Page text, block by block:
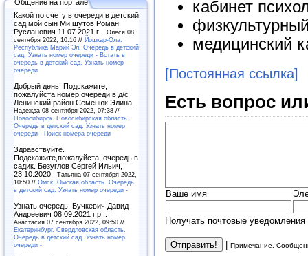
Общение на портале
Какой по счету в очереди в детский
сад мой сын Ми шутов Роман
Русланович 11.07.2021 г... Олеся 08
сентября 2022, 10:16 // Йошкар-Ола.
Республика Марий Эл. Очередь в детский
сад. Узнать номер очереди - Встать в
очередь в детский сад. Узнать номер
очереди
Добрый день! Подскажите,
пожалуйста номер очереди в д/с
Ленинский район Семенюк Элина..
Надежда 08 сентября 2022, 07:38 //
Новосибирск. Новосибирская область.
Очередь в детский сад. Узнать номер
очереди - Поиск номера очереди
Здравствуйте.
Подскажите,пожалуйста, очередь в
садик. Безуглов Сергей Ильич,
23.10.2020.. Татьяна 07 сентября 2022,
10:50 // Омск. Омская область. Очередь
в детский сад. Узнать номер очереди -
Узнать очередь, Бучкевич Давид
Андреевич 08.09.2021 г.р ..
Анастасия 07 сентября 2022, 09:50 //
Екатеринбург. Свердловская область.
Очередь в детский сад. Узнать номер
очереди -
кабинет
медицинский
[Постоянная ссылка]
Есть вопрос
Ваше имя
Получать почтовые
Примечание.